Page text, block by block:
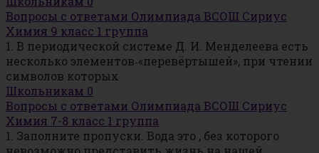
Вопросы с ответами Олимпиада ВСОШ Сириус
Химия 9 класс 1 группа
1. В периодической системе Д. И. Менделеева есть
несколько элементов‑«перевёртышей», при чтении
символов которых
Школьникам 0
Вопросы с ответами Олимпиада ВСОШ Сириус
Химия 7-8 класс 1 группа
1. Заполните пропуски. Вода это , без которого